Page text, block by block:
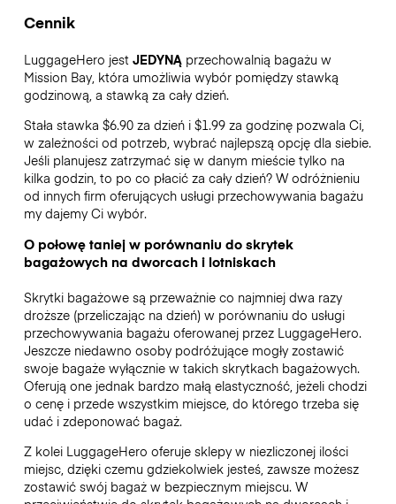
Cennik
LuggageHero jest JEDYNĄprzechowalnią bagażu w
Mission Bay, która umożliwia wybór pomiędzy stawką
godzinową, a stawką za cały dzień.
Stała stawka $6.90 za dzień i $1.99 za godzinę pozwala Ci,
w zależności od potrzeb, wybrać najlepszą opcję dla siebie.
Jeśli planujesz zatrzymać się w danym mieście tylko na
kilka godzin, to po co płacić za cały dzień? W odróżnieniu
od innych firm oferujących usługi przechowywania bagażu
my dajemy Ci wybór.
O połowę taniej w porównaniu do skrytek
bagażowych na dworcach i lotniskach
Skrytki bagażowe są przeważnie co najmniej dwa razy
droższe (przeliczając na dzień) w porównaniu do usługi
przechowywania bagażu oferowanej przez LuggageHero.
Jeszcze niedawno osoby podróżujące mogły zostawić
swoje bagaże wyłącznie w takich skrytkach bagażowych.
Oferują one jednak bardzo małą elastyczność, jeżeli chodzi
o cenę i przede wszystkim miejsce, do którego trzeba się
udać i zdeponować bagaż.
Z kolei LuggageHero oferuje sklepy w niezliczonej ilości
miejsc, dzięki czemu gdziekolwiek jesteś, zawsze możesz
zostawić swój bagaż w bezpiecznym miejscu. W